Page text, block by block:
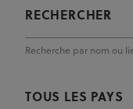
Recherche par nom ou
TOUS LES PAYS